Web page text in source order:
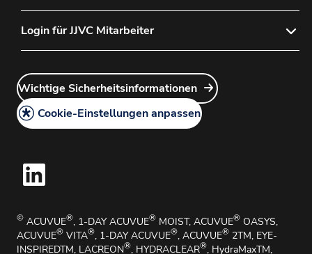
Häufig gestellte Fragen
Wie Sie ein Konto bei uns anlegen
Wie Sie unsere Produkte zurückgeben
Medizinische Angelegenheiten und Medizinische
Informationen
Datenschutzerklärung
Cookie-Richtlinie
Gesetzliche Hinweise
AGB
Handhabungsbroschüre
Wichtige Sicherheitsinformationen
Impressum
Login für JJVC Mitarbeiter
Account Manager Login
Wichtige Sicherheitsinformationen
Cookie-Einstellungen anpassen
© ACUVUE®, 1-DAY ACUVUE® MOIST, ACUVUE® OASYS,
ACUVUE® VITA®, 1-DAY ACUVUE®, ACUVUE® 2TM, EYE-
INSPIREDTM, LACREON®, HYDRACLEAR®, HydraMaxTM,